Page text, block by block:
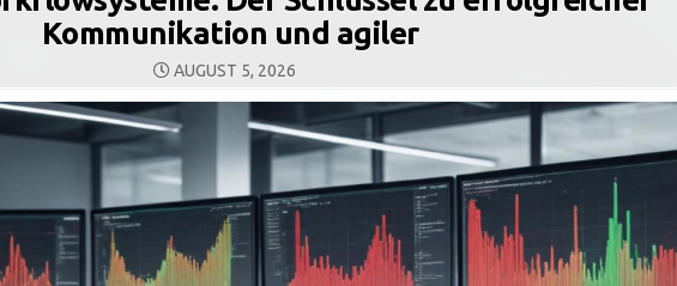
Kommunikation und agiler
AUGUST 5, 2026